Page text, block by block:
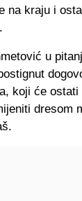
na kraju i
u
koji će
dresom